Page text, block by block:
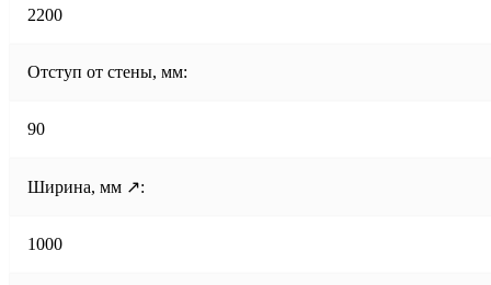
2200
Отступ от стены, мм:
90
Ширина, мм ↗:
1000